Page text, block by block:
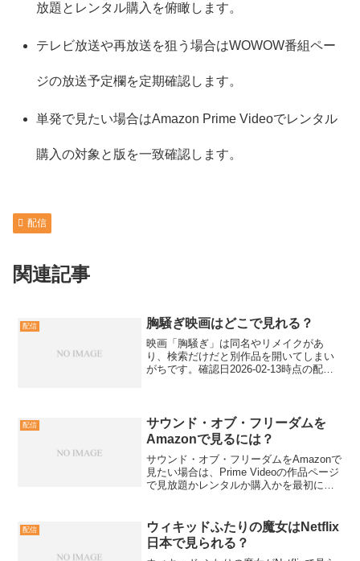
放題とレンタル購入を俯瞰します。
テレビ放送や再放送を狙う場合はWOWOW番組ペー
ジの放送予定欄を定期確認します。
単発で見たい場合はAmazon Prime Videoでレンタル
購入の対象と版を一致確認します。
配信
関連記事
配信 胸騒ぎ映画はどこで見れる？
映画「胸騒ぎ」は同名やリメイクがあ
り、検索だけだと別作品を開いてしまい
がちです。確認日2026-02-13時点の配信
製作国を揃えると...
配信
サウンド・オブ・フリーダムを
Amazonで見るには？
サウンド・オブ・フリーダムをAmazonで
見たい場合は、Prime Videoの作品ページ
で見放題かレンタルか購入かを最初に確
聴開始し、開始後48時間で終了す...
配信
ウィキッドふたりの魔女はNetflix
日本で見られる？